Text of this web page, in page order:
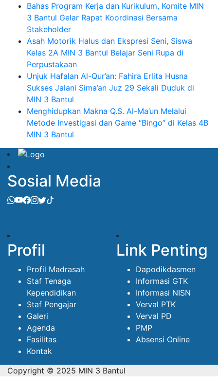
Bahas Program Kerja dan Kurikulum, Komite MIN
3 Bantul Gelar Rapat Koordinasi Bersama
Stakeholder
Asah Motorik Halus dan Ekspresi Seni, Siswa
Kelas 2A MIN 3 Bantul Belajar Seni Rupa di
Perpustakaan
Unjuk Hafalan Al-Qur’an: Fahira Erlita Husna
Sukses Jalani Sima’an Juz 29 Sekali Duduk di
MIN 3 Bantul
Menghidupkan Makna Q.S. Al-Ma’un Melalui
Metode Investigasi dan Game “Bingo” di Kelas 4B
MIN 3 Bantul
Sosial Media
Profil
Profil Madrasah
Staf Tenaga
Kependidikan
Staf Pengajar
Galeri
Agenda
Fasilitas
Kontak
Link Penting
Dapodikdasmen
Informasi GTK
Informasi NISN
Verval PTK
Verval PD
PMP
Absensi Online
Copyright © 2025 MIN 3 Bantul